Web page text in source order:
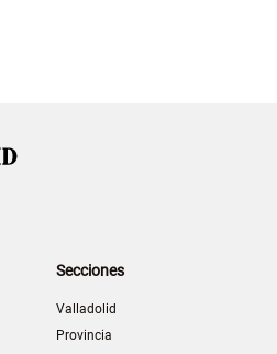
Secciones
Valladolid
Provincia